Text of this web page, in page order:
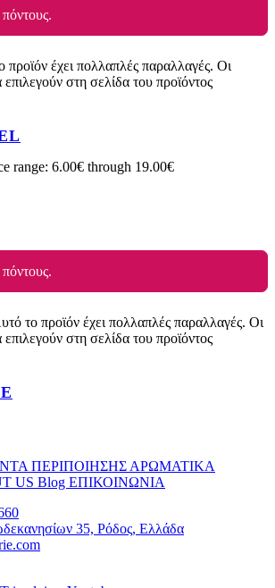
προϊόν έχει πολλαπλές παραλλαγές. Οι
στη σελίδα του προϊόντος
range: 6.00€ through 19.00€
το προϊόν έχει πολλαπλές παραλλαγές. Οι
στη σελίδα του προϊόντος
ΠΕΡΙΠΟΙΗΣΗΣ ΑΡΩΜΑΤΙΚΑ
US Blog ΕΠΙΚΟΙΝΩΝΙΑ
35, Ρόδος, Ελλάδα